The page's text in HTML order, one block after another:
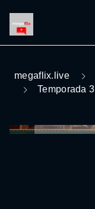
megaflix.live
Temporada 3